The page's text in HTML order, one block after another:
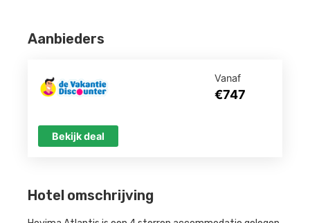
Hotel omschrijving
Aanbieders
Vanaf
€747
Bekijk deal